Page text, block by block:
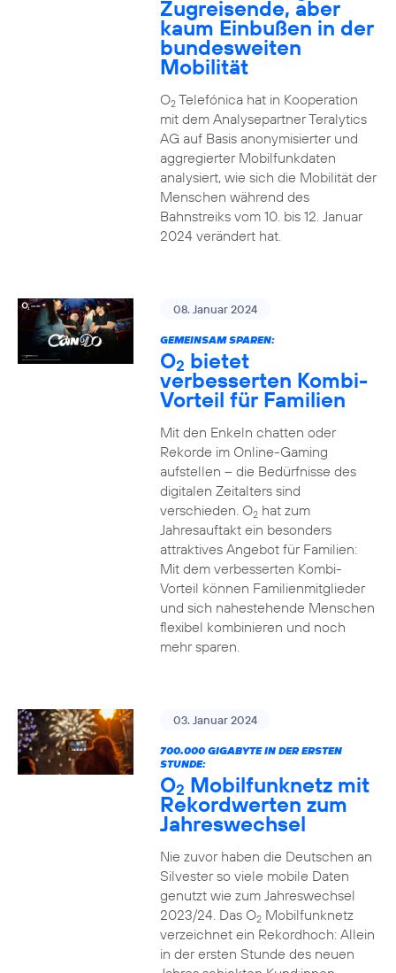
Zugreisende, aber
kaum Einbußen in der
bundesweiten
Mobilität
O2Telefónica hat in Kooperation
mit dem Analysepartner Teralytics
AG auf Basis anonymisierter und
aggregierter Mobilfunkdaten
analysiert, wie sich die Mobilität der
Menschen während des
Bahnstreiks vom 10. bis 12. Januar
2024 verändert hat.
08. Januar 2024
GEMEINSAM SPAREN:
O2 bietet
verbesserten Kombi-
Vorteil für Familien
Mit den Enkeln chatten oder
Rekorde im Online-Gaming
aufstellen – die Bedürfnisse des
digitalen Zeitalters sind
verschieden. O2hat zum
Jahresauftakt ein besonders
attraktives Angebot für Familien:
Mit dem verbesserten Kombi-
Vorteil können Familienmitglieder
und sich nahestehende Menschen
flexibel kombinieren und noch
mehr sparen.
03. Januar 2024
700.000 GIGABYTE IN DER ERSTEN
STUNDE:
O2 Mobilfunknetz mit
Rekordwerten zum
Jahreswechsel
Nie zuvor haben die Deutschen an
Silvester so viele mobile Daten
genutzt wie zum Jahreswechsel
2023/24. Das O2Mobilfunknetz
verzeichnet ein Rekordhoch: Allein
in der ersten Stunde des neuen